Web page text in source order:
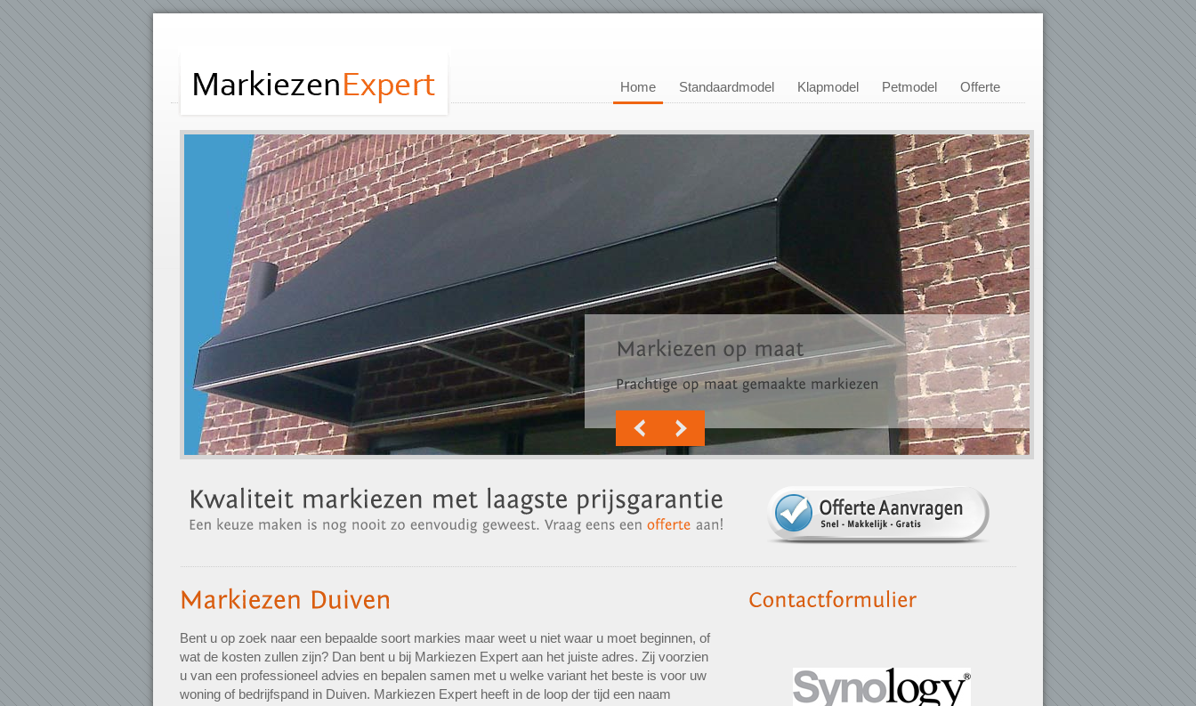
Home Standaardmodel Klapmodel Petmodel Offerte
Bent u op zoek naar een bepaalde soort markies maar weet u niet waar u moet beginnen, of
wat de kosten zullen zijn? Dan bent u bij Markiezen Expert aan het juiste adres. Zij voorzien
u van een professioneel advies en bepalen samen met u welke variant het beste is voor uw
woning of bedrijfspand in Duiven. Markiezen Expert heeft in de loop der tijd een naam